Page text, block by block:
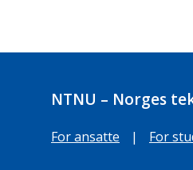
NTNU – Norges
For ansatte | For